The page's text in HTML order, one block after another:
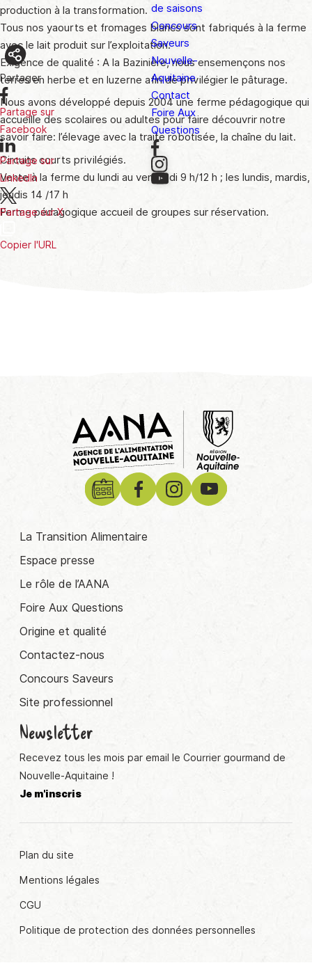
de saisons
Concours
Saveurs
Nouvelle-
Aquitaine
Contact
Foire Aux
Questions
production à la transformation.
Tous nos yaourts et fromages blancs sont fabriqués à la ferme
avec le lait produit sur l’exploitation.
Exigence de qualité : A la Bazinière, nous ensemençons nos
terres en herbe et en luzerne afin de privilégier le pâturage.
Nous avons développé depuis 2004 une ferme pédagogique qui
accueille des scolaires ou adultes pour faire découvrir notre
savoir faire: l’élevage avec la traite robotisée, la chaîne du lait.
Circuits courts privilégiés.
Vente à la ferme du lundi au vendredi 9 h/12 h ; les lundis, mardis,
jeudis 14 /17 h
Ferme pédagogique accueil de groupes sur réservation.
Partager
Partage sur
Facebook
Partage sur
LinkedIn
Partage sur X
Copier l'URL
La Transition Alimentaire
Espace presse
Le rôle de l’AANA
Foire Aux Questions
Origine et qualité
Contactez-nous
Concours Saveurs
Site professionnel
Newsletter
Recevez tous les mois par email le Courrier gourmand de
Nouvelle-Aquitaine !
Je m'inscris
Plan du site
Mentions légales
CGU
Politique de protection des données personnelles